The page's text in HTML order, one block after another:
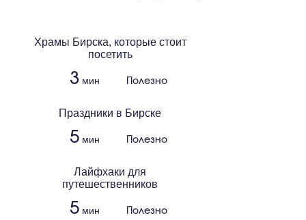
Храмы Бирска, которые стоит
посетить
3 мин Полезно
Праздники в Бирске
5 мин Полезно
Лайфхаки для
путешественников
5 мин Полезно